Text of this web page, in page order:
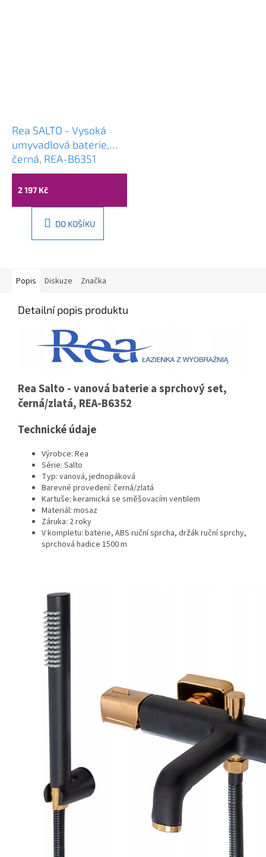
Rea SALTO - Vysoká
umyvadlová baterie,
černá, REA-B6351
2 197 Kč
DO KOŠÍKU
Popis Diskuze Značka
Detailní popis produktu
Rea Salto - vanová baterie a sprchový set,
černá/zlatá, REA-B6352
Technické údaje
Výrobce: Rea
Série: Salto
Typ: vanová, jednopáková
Barevné provedení: černá/zlatá
Kartuše: keramická se směšovacím ventilem
Materiál: mosaz
Záruka: 2 roky
V kompletu: baterie, ABS ruční sprcha, držák ruční sprchy,
sprchová hadice 1500 m